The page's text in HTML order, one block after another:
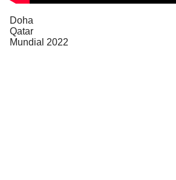
Doha
Qatar
Mundial 2022